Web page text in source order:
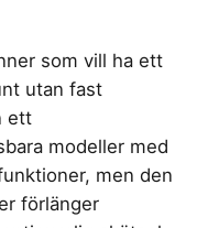
ÖVERVAKNING
Hemlarm
hörlurar
tillskott
som vill ha ett
utan fast
ett
modeller med
men den
förlänger